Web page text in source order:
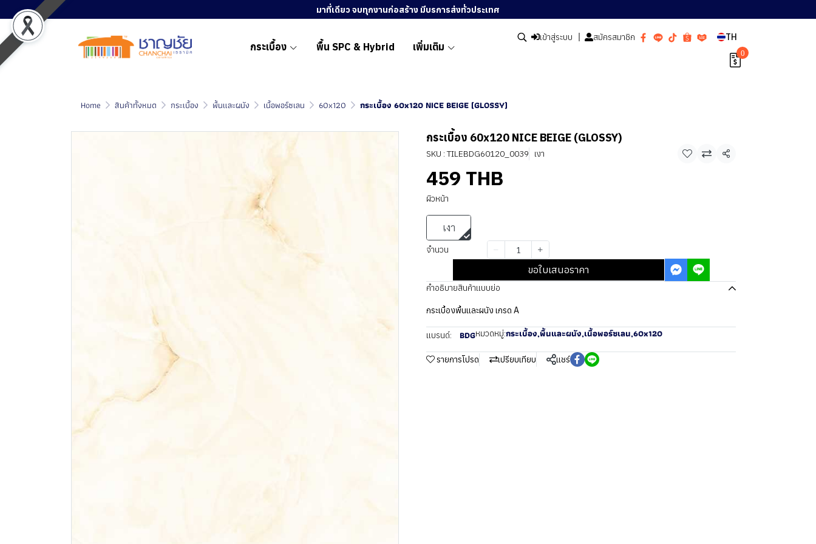
มาที่เดียว จบทุกงานก่อสร้าง มีบรการส่งทั่วประเทศ
กระเบื้อง พื้น SPC & Hybrid เพิ่มเติม
เข้าสู่ระบบ สมัครสมาชิก TH
0
Home สินค้าทั้งหมด กระเบื้อง พื้นและผนัง เนื้อพอร์ซเลน 60x120 กระเบื้อง 60x120 NICE BEIGE (GLOSSY)
กระเบื้อง 60x120 NICE BEIGE (GLOSSY)
SKU : TILEBDG60120_0039 เงา แชร์
459 THB
ผิวหน้า
เงา
จำนวน
ขอใบเสนอราคา
คำอธิบายสินค้าแบบย่อ
กระเบื้องพื้นและผนัง เกรด A
แบรนด์: BDGหมวดหมู่:กระเบื้อง,พื้นและผนัง,เนื้อพอร์ซเลน,60x120
รายการโปรด เปรียบเทียบ แชร์